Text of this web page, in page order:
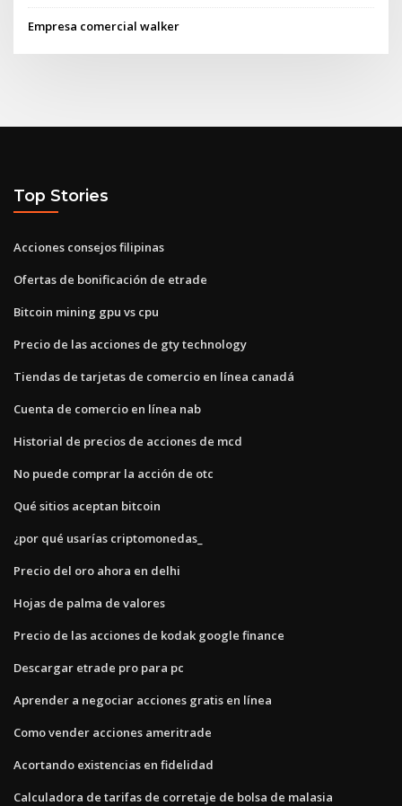
Empresa comercial walker
Top Stories
Acciones consejos filipinas
Ofertas de bonificación de etrade
Bitcoin mining gpu vs cpu
Precio de las acciones de gty technology
Tiendas de tarjetas de comercio en línea canadá
Cuenta de comercio en línea nab
Historial de precios de acciones de mcd
No puede comprar la acción de otc
Qué sitios aceptan bitcoin
¿por qué usarías criptomonedas_
Precio del oro ahora en delhi
Hojas de palma de valores
Precio de las acciones de kodak google finance
Descargar etrade pro para pc
Aprender a negociar acciones gratis en línea
Como vender acciones ameritrade
Acortando existencias en fidelidad
Calculadora de tarifas de corretaje de bolsa de malasia